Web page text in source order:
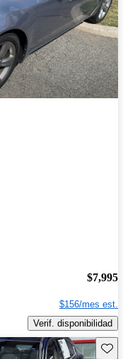
$7,995
$156/mes est.
Verif. disponibilidad